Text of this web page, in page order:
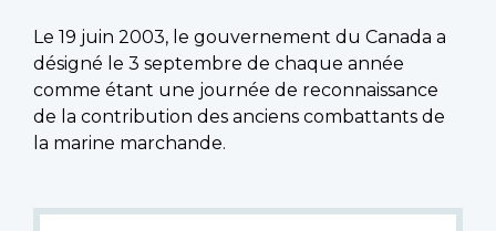
Le 19 juin 2003, le gouvernement du Canada a
désigné le 3 septembre de chaque année
comme étant une journée de reconnaissance
de la contribution des anciens combattants de
la marine marchande.